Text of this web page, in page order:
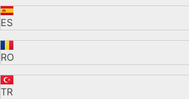
ES
RO
TR